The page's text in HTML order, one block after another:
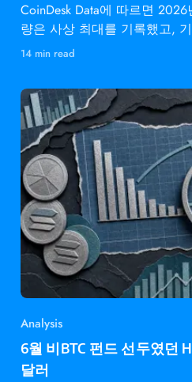
CoinDesk Data에 따르면
량은 사상 최대를 기록했고,
6.6% 하락했다.
14 min read
Analysis
6월 비BTC 펀드 선두였던
달러